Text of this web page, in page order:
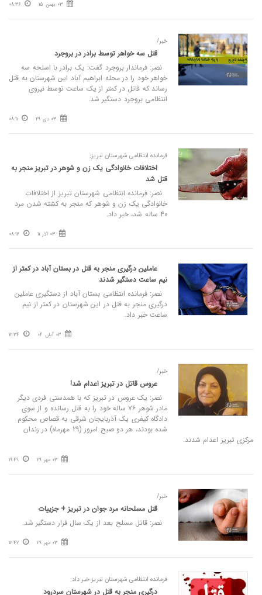
03 بهمن 15 08:36
خبر/
قتل سه خواهر توسط برادر در بروجرد
نصر: فرماندار بروجرد گفت: یک برادر با اسلحه سه
خواهر خود را در محله ابراهیم آباد این شهرستان به قتل
رساند که قاتل در کمتر از یک ساعت توسط نیروی
انتظامی بروجرد دستگیر شد.
03 دی 29 08:11
فرمانده انتظامی شهرستان تبریز:
اختلافات خانوادگی یک زن و شوهر در تبریز منجر به
قتل شد
نصر: فرمانده انتظامی شهرستان تبریز از اختلافات
خانوادگی یک زن و شوهر که منجر به کشته شدن مرد
۴۰ ساله شد، خبر داد.
03 آذر 11 08:17
عاملین درگیری منجر به قتل در بستان آباد در کمتر از
نیم ساعت دستگیر شدند
نصر: فرمانده انتظامی بستان آباد از دستگیری عاملین
درگیری منجر به قتل در این شهرستان در کمتر از نیم
ساعت خبر داد.
03 آبان 04 12:34
خبر/
عروس قاتل در تبریز اعدام شد!
نصر: یک عروس در تبریز که با همدستی فردی دیگر
مادر شوهر ۷۶ ساله خود را به قتل رسانده و از سوی
دادگاه کیفری یک آذربایجان شرقی به قصاص محکوم
شده بودند، هر دو صبح امروز (29 مهرماه) در زندان
مرکزی تبریز اعدام شدند.
03 مهر 29 19:49
خبر/
قتل مسلحانه مرد جوان در تبریز + جزییات
نصر: قاتل مسلح بعد از یک سال فرار دستگیر شد.
03 مهر 29 12:42
فرمانده انتظامی شهرستان تبریز خبر داد:
درگیری منجر به قتل در شهرستان سردرود